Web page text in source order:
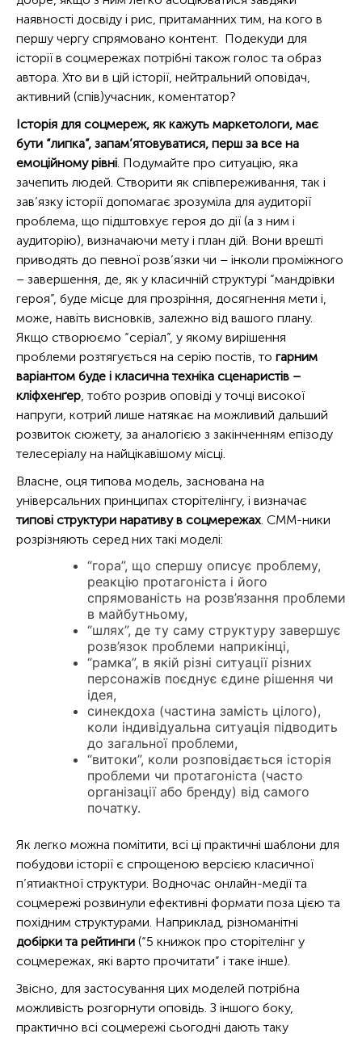
наявності досвіду і рис, притаманних тим, на кого в
першу чергу спрямовано контент. Подекуди для
історії в соцмережах потрібні також голос та образ
автора. Хто ви в цій історії, нейтральний оповідач,
активний (спів)учасник, коментатор?
Історія для соцмереж, як кажуть маркетологи, має
бути “липка”, запам’ятовуватися, перш за все на
емоційному рівні. Подумайте про ситуацію, яка
зачепить людей. Створити як співпереживання, так і
зав’язку історії допомагає зрозуміла для аудиторії
проблема, що підштовхує героя до дії (а з ним і
аудиторію), визначаючи мету і план дій. Вони врешті
приводять до певної розв’язки чи – інколи проміжного
– завершення, де, як у класичній структурі “мандрівки
героя”, буде місце для прозріння, досягнення мети і,
може, навіть висновків, залежно від вашого плану.
Якщо створюємо “серіал”, у якому вирішення
проблеми розтягується на серію постів, то гарним
варіантом буде і класична техніка сценаристів –
кліфхенґер, тобто розрив оповіді у точці високої
напруги, котрий лише натякає на можливий дальший
розвиток сюжету, за аналогією з закінченням епізоду
телесеріалу на найцікавішому місці.
Власне, оця типова модель, заснована на
універсальних принципах сторітелінгу, і визначає
типові структури наративу в соцмережах. СММ-ники
розрізняють серед них такі моделі:
“гора”, що спершу описує проблему,
реакцію протагоніста і його
спрямованість на розв’язання проблеми
в майбутньому,
“шлях”, де ту саму структуру завершує
розв’язок проблеми наприкінці,
“рамка”, в якій різні ситуації різних
персонажів поєднує єдине рішення чи
ідея,
синекдоха (частина замість цілого),
коли індивідуальна ситуація підводить
до загальної проблеми,
“витоки”, коли розповідається історія
проблеми чи протагоніста (часто
організації або бренду) від самого
початку.
Як легко можна помітити, всі ці практичні шаблони для
побудови історії є спрощеною версією класичної
п’ятиактної структури. Водночас онлайн-медії та
соцмережі розвинули ефективні формати поза цією та
похідним структурами. Наприклад, різноманітні
добірки та рейтинги (“5 книжок про сторітелінг у
соцмережах, які варто прочитати” і таке інше).
Звісно, для застосування цих моделей потрібна
можливість розгорнути оповідь. З іншого боку,
практично всі соцмережі сьогодні дають таку